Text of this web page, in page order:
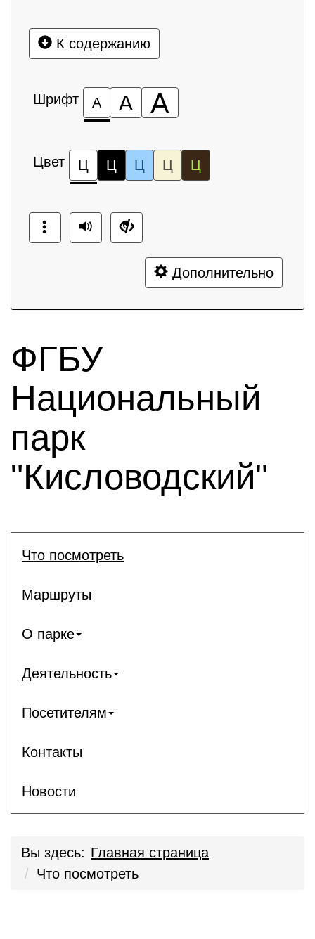
К содержанию
Шрифт А А А
Цвет Ц Ц Ц Ц Ц
Дополнительно
ФГБУ
Национальный
парк
"Кисловодский"
Что посмотреть
Маршруты
О парке
Деятельность
Посетителям
Контакты
Новости
Вы здесь: Главная страница
Что посмотреть